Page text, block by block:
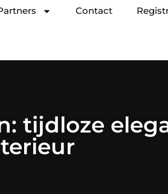
Contact
tijdloze